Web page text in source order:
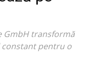
GmbH transformă
pentru o